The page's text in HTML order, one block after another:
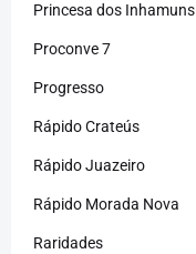
Princesa dos Inhamuns
Proconve 7
Progresso
Rápido Crateús
Rápido Juazeiro
Rápido Morada Nova
Raridades